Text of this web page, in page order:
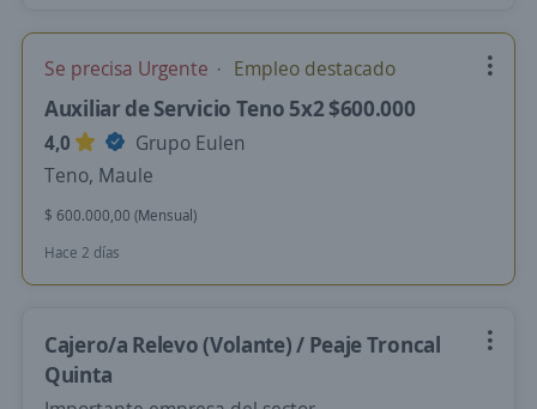
Se precisa Urgente Empleo destacado
Auxiliar de Servicio Teno 5x2 $600.000
4,0
Grupo Eulen
Teno, Maule
$ 600.000,00 (Mensual)
Hace 2 días
Cajero/a Relevo (Volante) / Peaje Troncal
Quinta